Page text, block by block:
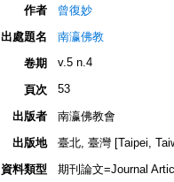
作者
曾復妙
出處題名
南瀛佛教
卷期
v.5 n.4
頁次 53
出版者
南瀛佛教會
出版地
臺北, 臺灣 [Taipei,
資料類型
期刊論文=Journal